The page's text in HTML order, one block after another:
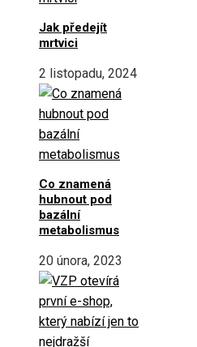
Jak předejít
mrtvici
2 listopadu, 2024
Co znamená
hubnout pod
bazální
metabolismus
20 února, 2023